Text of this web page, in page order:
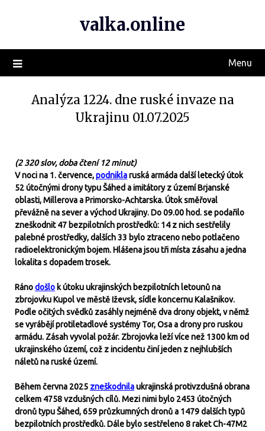
valka.online
Menu
Analýza 1224. dne ruské invaze na
Ukrajinu 01.07.2025
(2 320 slov, doba čtení 12 minut)
V noci na 1. července,podniklaruská armáda další letecký útok
52 útočnými drony typu Šáhed a imitátory z území Brjanské
oblasti, Millerova a Primorsko-Achtarska. Útok směřoval
převážně na sever a východ Ukrajiny. Do 09.00 hod. se podařilo
zneškodnit 47 bezpilotních prostředků: 14 z nich sestřelily
palebné prostředky, dalších 33 bylo ztraceno nebo potlačeno
radioelektronickým bojem. Hlášena jsou tři místa zásahu a jedna
lokalita s dopadem trosek.
Ránodošlo k útoku ukrajinských bezpilotních letounů na
zbrojovku Kupol ve městě Iževsk, sídle koncernu Kalašnikov.
Podle očitých svědků zasáhly nejméně dva drony objekt, v němž
se vyrábějí protiletadlové systémy Tor, Osa a drony pro ruskou
armádu. Zásah vyvolal požár. Zbrojovka leží více než 1300 km od
ukrajinského území, což z incidentu činí jeden z nejhlubších
náletů na ruské území.
Během června 2025 zneškodnilaukrajinská protivzdušná obrana
celkem 4758 vzdušných cílů. Mezi nimi bylo 2453 útočných
dronů typu Šáhed, 659 průzkumných dronů a 1479 dalších typů
bezpilotních prostředků. Dále bylo sestřeleno 8 raket Ch-47M2